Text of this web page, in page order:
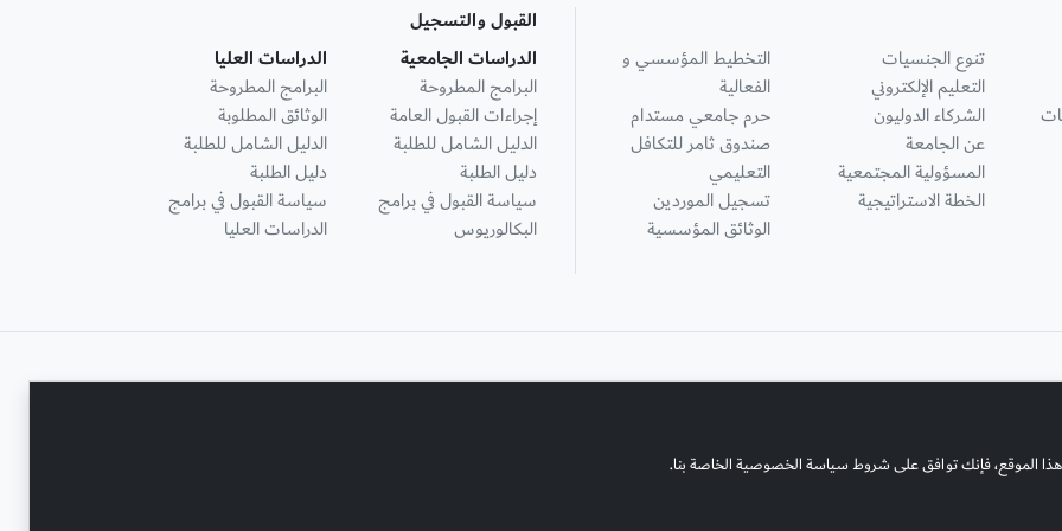
الموقع، فإنك توافق على شروط سياسة الخصوصية الخاصة بنا.
تنوع الجنسيات
التعليم الإلكتروني
الشركاء الدوليون
عن الجامعة
المسؤولية المجتمعية
الخطة الاستراتيجية
التخطيط المؤسسي و
الفعالية
حرم جامعي مستدام
صندوق ثامر للتكافل
التعليمي
تسجيل الموردين
الوثائق المؤسسية
القبول والتسجيل
الدراسات الجامعية
البرامج المطروحة
إجراءات القبول العامة
الدليل الشامل للطلبة
دليل الطلبة
سياسة القبول في برامج
البكالوريوس
الدراسات العليا
البرامج المطروحة
الوثائق المطلوبة
الدليل الشامل للطلبة
دليل الطلبة
سياسة القبول في برامج
الدراسات العليا